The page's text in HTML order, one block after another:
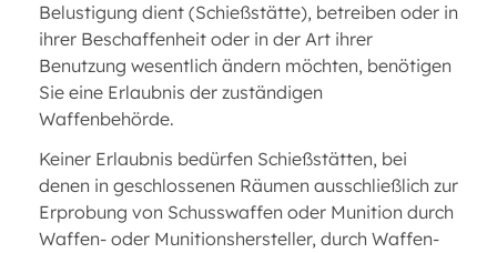
Belustigung dient (Schießstätte), betreiben oder in
ihrer Beschaffenheit oder in der Art ihrer
Benutzung wesentlich ändern möchten, benötigen
Sie eine Erlaubnis der zuständigen
Waffenbehörde.
Keiner Erlaubnis bedürfen Schießstätten, bei
denen in geschlossenen Räumen ausschließlich zur
Erprobung von Schusswaffen oder Munition durch
Waffen- oder Munitionshersteller, durch Waffen-